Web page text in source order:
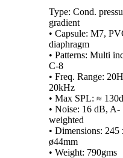
Type: Cond.
gradient
• Capsule: M7,
diaphragm
• Patterns: Multi
C-8
• Freq. Range:
20kHz
• Max SPL: ≈
• Noise: 16 dB, A-
weighted
• Dimensions: 245
ø44mm
• Weight: 790gms